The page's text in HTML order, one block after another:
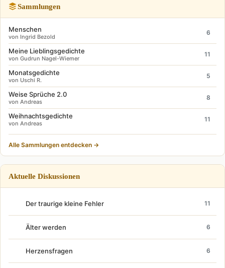
Sammlungen
Menschen
von Ingrid Bezold
6
Meine Lieblingsgedichte
von Gudrun Nagel-Wiemer
11
Monatsgedichte
von Uschi R.
5
Weise Sprüche 2.0
von Andreas
8
Weihnachtsgedichte
von Andreas
11
Alle Sammlungen entdecken →
Aktuelle Diskussionen
Der traurige kleine Fehler 11
Älter werden 6
Herzensfragen 6